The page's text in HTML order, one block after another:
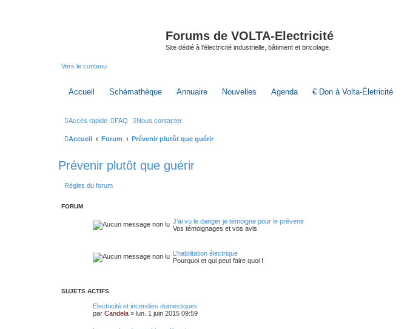
Forums de VOLTA-Electricité
Site dédié à l'électricité industrielle, bâtiment et bricolage.
Vers le contenu
Accueil Schémathèque Annuaire Nouvelles Agenda € Don à Volta-Életricité
Accès rapide FAQ Nous contacter
Accueil Forum Prévenir plutôt que guérir
Prévenir plutôt que guérir
Règles du forum
FORUM
J’ai vu le danger je témoigne pour le prévenir
Vos témoignages et vos avis
L’habilitation électrique
Pourquoi et qui peut faire quoi !
SUJETS ACTIFS
Electricité et incendies domestiques
par Candela » lun. 1 juin 2015 09:59